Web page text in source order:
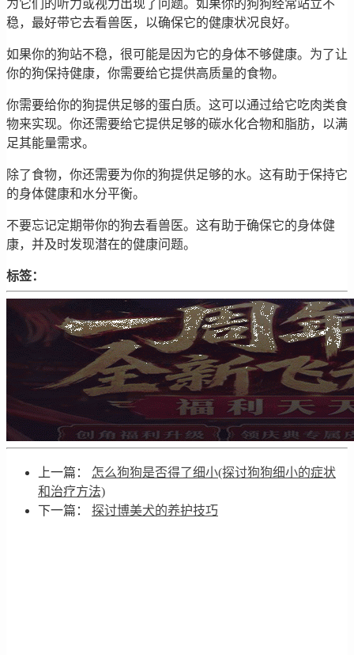
为它们的听力或视力出现了问题。如果你的狗狗经常站立不
稳，最好带它去看兽医，以确保它的健康状况良好。
如果你的狗站不稳，很可能是因为它的身体不够健康。为了让
你的狗保持健康，你需要给它提供高质量的食物。
你需要给你的狗提供足够的蛋白质。这可以通过给它吃肉类食
物来实现。你还需要给它提供足够的碳水化合物和脂肪，以满
足其能量需求。
除了食物，你还需要为你的狗提供足够的水。这有助于保持它
的身体健康和水分平衡。
不要忘记定期带你的狗去看兽医。这有助于确保它的身体健
康，并及时发现潜在的健康问题。
标签：
上一篇： 怎么狗狗是否得了细小(探讨狗狗细小的症状
和治疗方法)
下一篇： 探讨博美犬的养护技巧